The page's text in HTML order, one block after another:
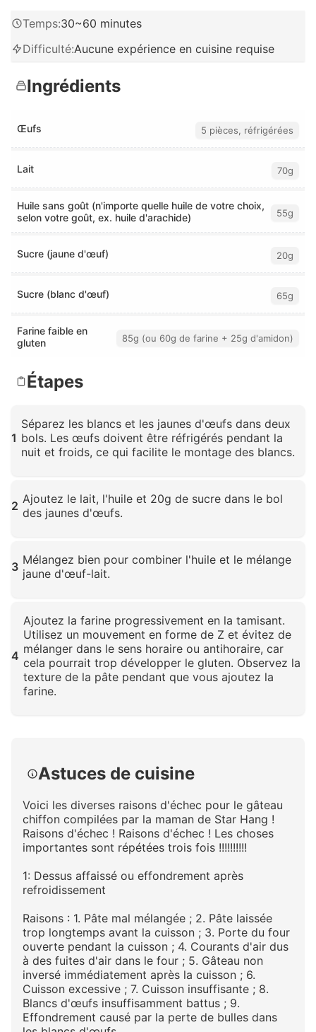
Temps:30~60 minutes
Difficulté:Aucune expérience en cuisine requise
Ingrédients
Œufs 5 pièces, réfrigérées
Lait 70g
Huile sans goût (n'importe quelle huile de votre choix,
selon votre goût, ex. huile d'arachide)
55g
Sucre (jaune d'œuf) 20g
Sucre (blanc d'œuf) 65g
Farine faible en
gluten
85g (ou 60g de farine + 25g d'amidon)
Étapes
1
Séparez les blancs et les jaunes d'œufs dans deux
bols. Les œufs doivent être réfrigérés pendant la
nuit et froids, ce qui facilite le montage des blancs.
2 Ajoutez le lait, l'huile et 20g de sucre dans le bol
des jaunes d'œufs.
3 Mélangez bien pour combiner l'huile et le mélange
jaune d'œuf-lait.
4
Ajoutez la farine progressivement en la tamisant.
Utilisez un mouvement en forme de Z et évitez de
mélanger dans le sens horaire ou antihoraire, car
cela pourrait trop développer le gluten. Observez la
texture de la pâte pendant que vous ajoutez la
farine.
Astuces de cuisine
Voici les diverses raisons d'échec pour le gâteau
chiffon compilées par la maman de Star Hang !
Raisons d'échec ! Raisons d'échec ! Les choses
importantes sont répétées trois fois !!!!!!!!!!
1: Dessus affaissé ou effondrement après
refroidissement
Raisons : 1. Pâte mal mélangée ; 2. Pâte laissée
trop longtemps avant la cuisson ; 3. Porte du four
ouverte pendant la cuisson ; 4. Courants d'air dus
à des fuites d'air dans le four ; 5. Gâteau non
inversé immédiatement après la cuisson ; 6.
Cuisson excessive ; 7. Cuisson insuffisante ; 8.
Blancs d'œufs insuffisamment battus ; 9.
Effondrement causé par la perte de bulles dans